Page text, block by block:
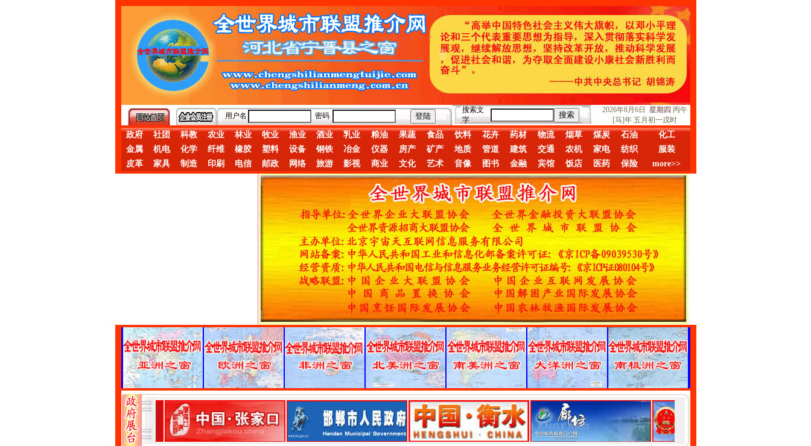
用户名 密码
搜索文
字
2026年8月6日 星期四 丙午
[马]年 五月初一戌时
政府 社团 科教 农业 林业 牧业 渔业 酒业 乳业 粮油 果蔬 食品 饮料 花卉 药材 物流 烟草 煤炭 石油
化工
金属
机电 化学 纤维 橡胶 塑料 设备 钢铁 冶金 仪器 房产 矿产 地质 管道 建筑 交通 农机 家电 纺织
服装
皮革
家具 制造 印刷 电信 邮政 网络 旅游 影视 商业 文化 艺术 音像 图书 金融 宾馆 饭店 医药 保险 more>>